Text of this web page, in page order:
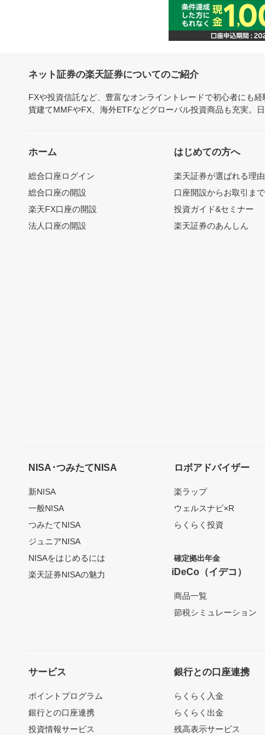
ネット証券の楽天証券についてのご紹介
FXや投資信託など、豊富なオンライントレードで初心者にも
貨建てMMFやFX、海外ETFなどグローバル投資商品も充実。
ホーム
総合口座ログイン
総合口座の開設
楽天FX口座の開設
法人口座の開設
はじめての方へ
楽天証券が選ばれる理由
口座開設からお取引ま
投資ガイド&セミナー
楽天証券のあんしん
NISA･つみたてNISA
新NISA
一般NISA
つみたてNISA
ジュニアNISA
NISAをはじめるには
楽天証券NISAの魅力
ロボアドバイザー
楽ラップ
ウェルスナビ×R
らくらく投資
確定拠出年金
iDeCo（イデコ）
商品一覧
節税シミュレーション
サービス
ポイントプログラム
銀行との口座連携
投資情報サービス
銀行との口座連携
らくらく入金
らくらく出金
残高表示サービス